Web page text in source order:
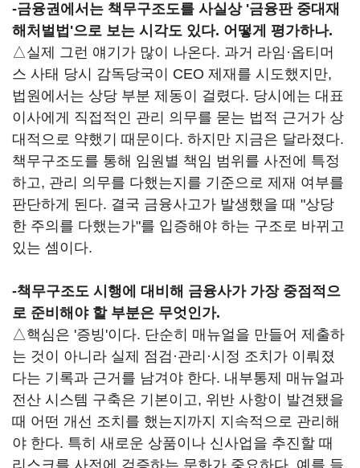
-금융권에서는 책무구조도를 사실상 '금융판 중대재
해처벌법'으로 보는 시각도 있다. 어떻게 평가하나.
△실제 그런 얘기가 많이 나온다. 과거 라임·옵티머
스 사태 당시 감독당국이 CEO 제재를 시도했지만,
법원에서는 상당 부분 제동이 걸렸다. 당시에는 대표
이사에게 직접적인 관리 의무를 묻는 법적 근거가 상
대적으로 약했기 때문이다. 하지만 지금은 달라졌다.
책무구조도를 통해 임원별 책임 범위를 사전에 특정
하고, 관리 의무를 다했는지를 기준으로 제재 여부를
판단하게 된다. 결국 금융사고가 발생했을 때 "상당
한 주의를 다했는가"를 입증해야 하는 구조로 바뀌고
있는 셈이다.
-책무구조도 시행에 대비해 금융사가 가장 중점적으
로 준비해야 할 부분은 무엇인가.
△핵심은 '증빙'이다. 단순히 매뉴얼을 만들어 제출하
는 것이 아니라 실제 점검·관리·시정 조치가 이뤄졌
다는 기록과 근거를 남겨야 한다. 내부통제 매뉴얼과
전산 시스템 구축은 기본이고, 위반 사항이 발견됐을
때 어떤 개선 조치를 했는지까지 지속적으로 관리해
야 한다. 특히 새로운 상품이나 신사업을 추진할 때
리스크를 사전에 검증하는 문화가 중요하다. 예를 들